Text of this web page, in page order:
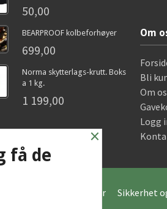
50,00
BEARPROOF kolbeforhøyer
699,00
Norma skytterlags-krutt. Boks
a 1 kg.
1 199,00
Om
Bli
Om
Logg
Kjøpsbetingelser Sikkerhet
×
få de